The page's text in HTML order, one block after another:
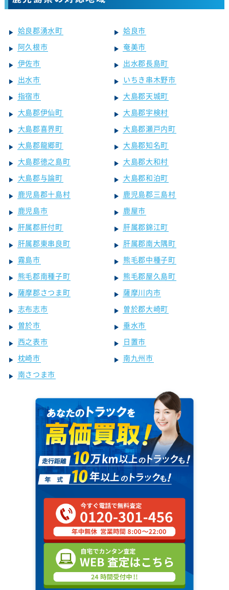
姶良郡湧水町
姶良市
阿久根市
奄美市
伊佐市
出水郡長島町
出水市
いちき串木野市
指宿市
大島郡天城町
大島郡伊仙町
大島郡宇検村
大島郡喜界町
大島郡瀬戸内町
大島郡龍郷町
大島郡知名町
大島郡徳之島町
大島郡大和村
大島郡与論町
大島郡和泊町
鹿児島郡十島村
鹿児島郡三島村
鹿児島市
鹿屋市
肝属郡肝付町
肝属郡錦江町
肝属郡東串良町
肝属郡南大隅町
霧島市
熊毛郡中種子町
熊毛郡南種子町
熊毛郡屋久島町
薩摩郡さつま町
薩摩川内市
志布志市
曽於郡大崎町
曽於市
垂水市
西之表市
日置市
枕崎市
南九州市
南さつま市